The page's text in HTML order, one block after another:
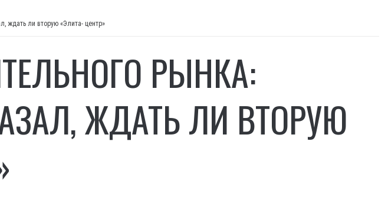
ждать ли вторую «Элита- центр»
РЫНКА:
ЖДАТЬ ЛИ ВТОРУЮ